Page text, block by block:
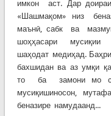
имкон аст. Дар
«Шашмақом» низ
маънӣ, сабк ва
шоҳҳасари мусиқии
шаҳодат медиҳад.
бахшидан ва аз умқи
то ба замони мо
мусиқишиносон,
беназире намудаанд...